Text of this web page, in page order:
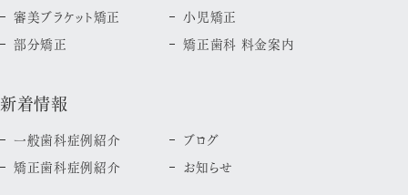
審美ブラケット矯正
部分矯正
小児矯正
矯正歯科 料金案内
新着情報
一般歯科症例紹介
矯正歯科症例紹介
ブログ
お知らせ